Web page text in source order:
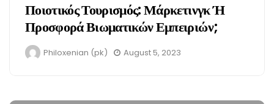
Ποιοτικός Τουρισμός: Μάρκετινγκ Ή
Προσφορά Βιωματικών Εμπειριών;
Philoxenian (pk) August 5, 2023